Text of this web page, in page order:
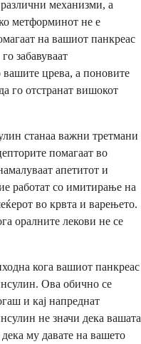
механизми, а
метформинот не е
на вашиот панкреас
забавуваат
вашите црева, а поновите
го отстранат вишокот
станаа важни третмани
помагаат во
апетитот и
работат со имитирање на
во крвта и варењето.
оралните лекови не се
кога вашиот панкреас
Ова обично се
и кај напреднат
не значи дека вашата
дека му давате на вашето